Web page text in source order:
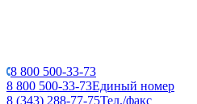
8 800 500-33-73
8 800 500-33-73Единый номер
8 (343) 288-77-75Тел./факс